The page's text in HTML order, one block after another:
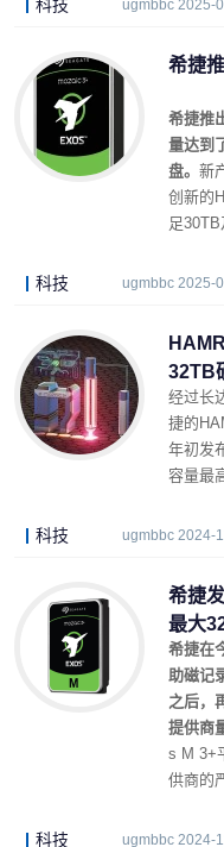
科技 ugmbbc 2025-
希捷
希捷推
量达到
盘。 新
创新的
足
科技 ugmbbc 2025-
32TB
经过长
捷的
年初发
容量最
科技 ugmbbc 2024-
希捷
最大
希捷在
助磁记
之后，
提供商
s M 3+
供商的
科技 ugmbbc 2024-